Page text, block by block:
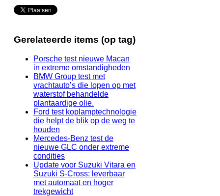
Gerelateerde items (op tag)
Porsche test nieuwe Macan
in extreme omstandigheden
BMW Group test met
vrachtauto’s die lopen op met
waterstof behandelde
plantaardige olie.
Ford test koplamptechnologie
die helpt de blik op de weg te
houden
Mercedes-Benz test de
nieuwe GLC onder extreme
condities
Update voor Suzuki Vitara en
Suzuki S‑Cross: leverbaar
met automaat en hoger
trekgewicht